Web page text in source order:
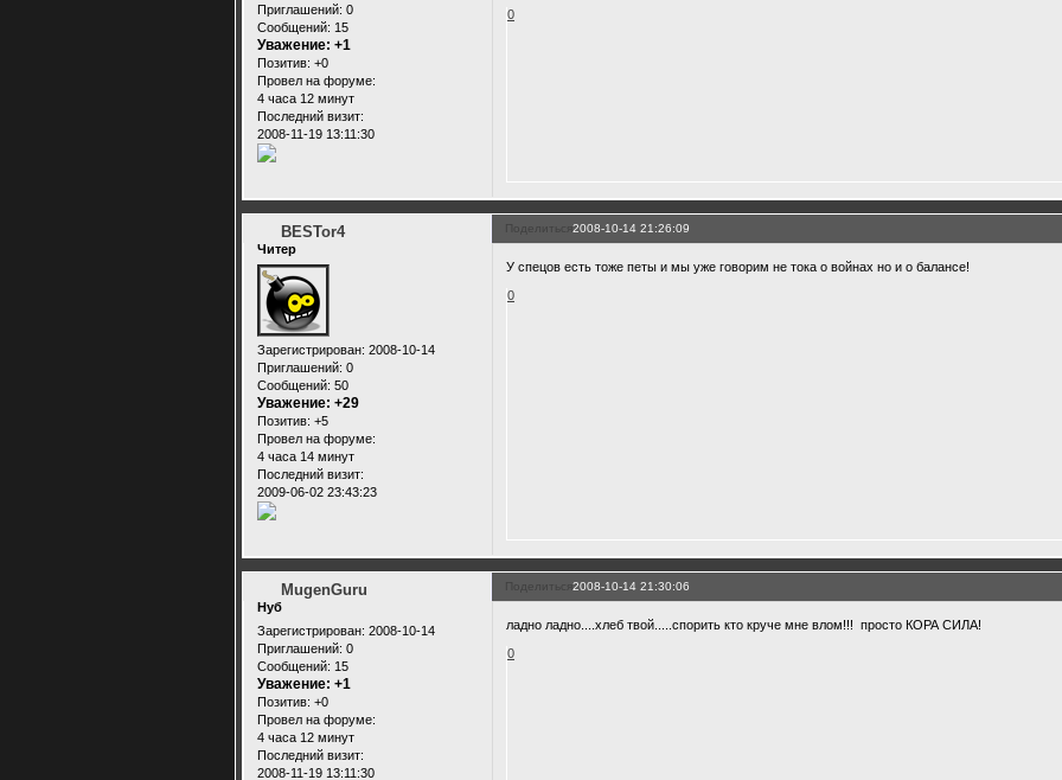
Приглашений: 0
Сообщений: 15
Уважение: +1
Позитив: +0
Провел на форуме:
4 часа 12 минут
Последний визит:
2008-11-19 13:11:30
0
Поделиться2008-10-14 21:26:09
BESTor4
Читер
Зарегистрирован: 2008-10-14
Приглашений: 0
Сообщений: 50
Уважение: +29
Позитив: +5
Провел на форуме:
4 часа 14 минут
Последний визит:
2009-06-02 23:43:23
У спецов есть тоже петы и мы уже говорим не тока о войнах но и о балансе!
0
Поделиться2008-10-14 21:30:06
MugenGuru
Нуб
Зарегистрирован: 2008-10-14
Приглашений: 0
Сообщений: 15
Уважение: +1
Позитив: +0
Провел на форуме:
4 часа 12 минут
Последний визит:
2008-11-19 13:11:30
ладно ладно....хлеб твой.....спорить кто круче мне влом!!! просто КОРА СИЛА!
0